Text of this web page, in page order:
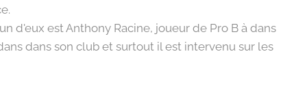
d'eux est Anthony Racine, joueur de Pro B à dans
dans son club et surtout il est intervenu sur les